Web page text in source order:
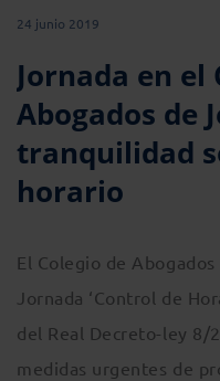
24 junio 2019
Jornada en el
Abogados de
tranquilidad
horario
El Colegio de
Jornada ‘Control de
del Real Decreto-ley 8/
medidas urgentes de